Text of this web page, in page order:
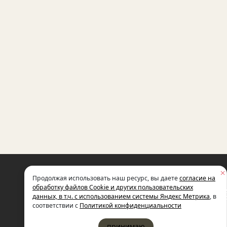
МЕЖДУНАРОДНЫЙ ФОНД
СОЦИАЛЬНО-ЭКОНОМИЧЕСКИХ
И ПОЛИТОЛОГИЧЕСКИХ
ИМЕНИ М.С. ГОРБАЧЕВА
Продолжая использовать наш ресурс, вы даетесогласие на
обработку файлов Cookie и других пользовательских
данных, в т.ч. с использованием системы Яндекс Метрика, в
соответствии с Политикой конфиденциальности